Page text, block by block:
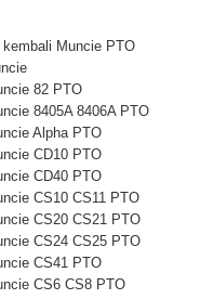
kembali Muncie PTO
82 PTO
8405A 8406A PTO
Alpha PTO
CD10 PTO
CD40 PTO
CS10 CS11 PTO
CS20 CS21 PTO
CS24 CS25 PTO
CS41 PTO
CS6 CS8 PTO